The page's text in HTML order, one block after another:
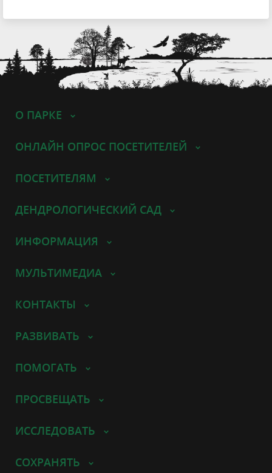
О ПАРКЕ
ОНЛАЙН ОПРОС ПОСЕТИТЕЛЕЙ
ПОСЕТИТЕЛЯМ
ДЕНДРОЛОГИЧЕСКИЙ САД
ИНФОРМАЦИЯ
МУЛЬТИМЕДИА
КОНТАКТЫ
РАЗВИВАТЬ
ПОМОГАТЬ
ПРОСВЕЩАТЬ
ИССЛЕДОВАТЬ
СОХРАНЯТЬ